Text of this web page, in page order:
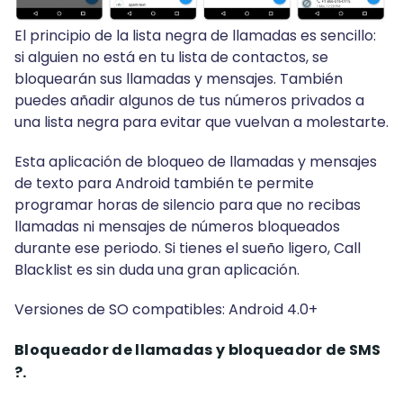
El principio de la lista negra de llamadas es sencillo:
si alguien no está en tu lista de contactos, se
bloquearán sus llamadas y mensajes. También
puedes añadir algunos de tus números privados a
una lista negra para evitar que vuelvan a molestarte.
Esta aplicación de bloqueo de llamadas y mensajes
de texto para Android también te permite
programar horas de silencio para que no recibas
llamadas ni mensajes de números bloqueados
durante ese periodo. Si tienes el sueño ligero, Call
Blacklist es sin duda una gran aplicación.
Versiones de SO compatibles: Android 4.0+
Bloqueador de llamadas y bloqueador de SMS
?.